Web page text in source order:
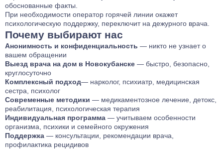
обоснованные факты.
При необходимости оператор горячей линии окажет
психологическую поддержку, переключит на дежурного врача.
Почему выбирают нас
Анонимность и конфиденциальность — никто не узнает о
вашем обращении
Выезд врача на дом в Новокубанске — быстро, безопасно,
круглосуточно
Комплексный подход— нарколог, психиатр, медицинская
сестра, психолог
Современные методики — медикаментозное лечение, детокс,
реабилитация, психологическая терапия
Индивидуальная программа — учитываем особенности
организма, психики и семейного окружения
Поддержка — консультации, рекомендации врача,
профилактика рецидивов